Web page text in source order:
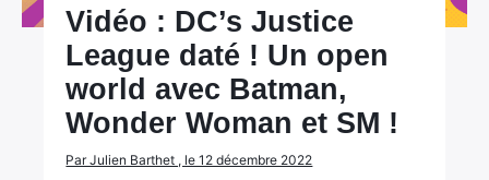
Vidéo : DC’s Justice
League daté ! Un open
world avec Batman,
Wonder Woman et SM !
Par Julien Barthet , le 12 décembre 2022